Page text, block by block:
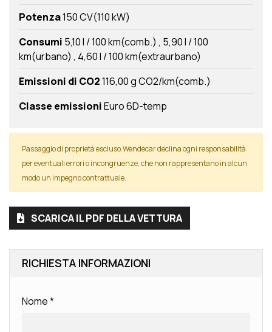
Potenza150 CV(110 kW)
Consumi 5,10 l / 100 km(comb.) 5,90 l / 100
km(urbano) 4,60 l / 100 km(extraurbano)
Emissioni di CO2116,00 g CO2/km(comb.)
Classe emissioniEuro 6D-temp
Passaggio di proprietà escluso.Wendecar declina ogni responsabilità
per eventuali errori o incongruenze, che non rappresentano in alcun
modo un impegno contrattuale.
SCARICA IL PDF DELLA VETTURA
RICHIESTA INFORMAZIONI
Nome*